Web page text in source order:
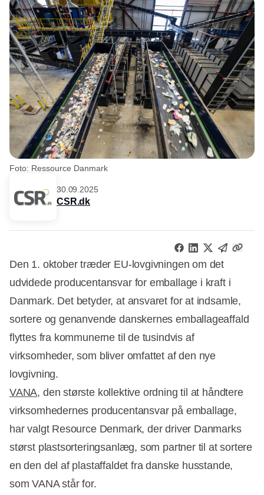
Foto: Ressource Danmark
30.09.2025
CSR.dk
Den 1. oktober træder EU-lovgivningen om det
udvidede producentansvar for emballage i kraft i
Danmark. Det betyder, at ansvaret for at indsamle,
sortere og genanvende danskernes emballageaffald
flyttes fra kommunerne til de tusindvis af
virksomheder, som bliver omfattet af den nye
lovgivning.
VANA, den største kollektive ordning til at håndtere
virksomhedernes producentansvar på emballage,
har valgt Resource Denmark, der driver Danmarks
størst plastsorteringsanlæg, som partner til at sortere
en den del af plastaffaldet fra danske husstande,
som VANA står for.